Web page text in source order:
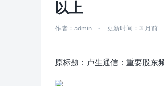
以上
作者：admin • 更新时间：3 月前
原标题：卢生通信：重要股东